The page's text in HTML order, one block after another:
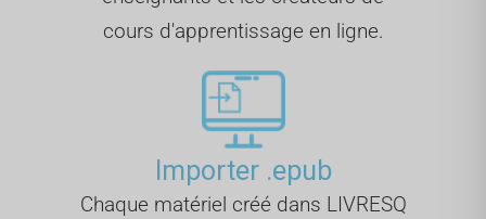
cours d'apprentissage en ligne.
Importer .epub
Chaque matériel créé dans LIVRESQ